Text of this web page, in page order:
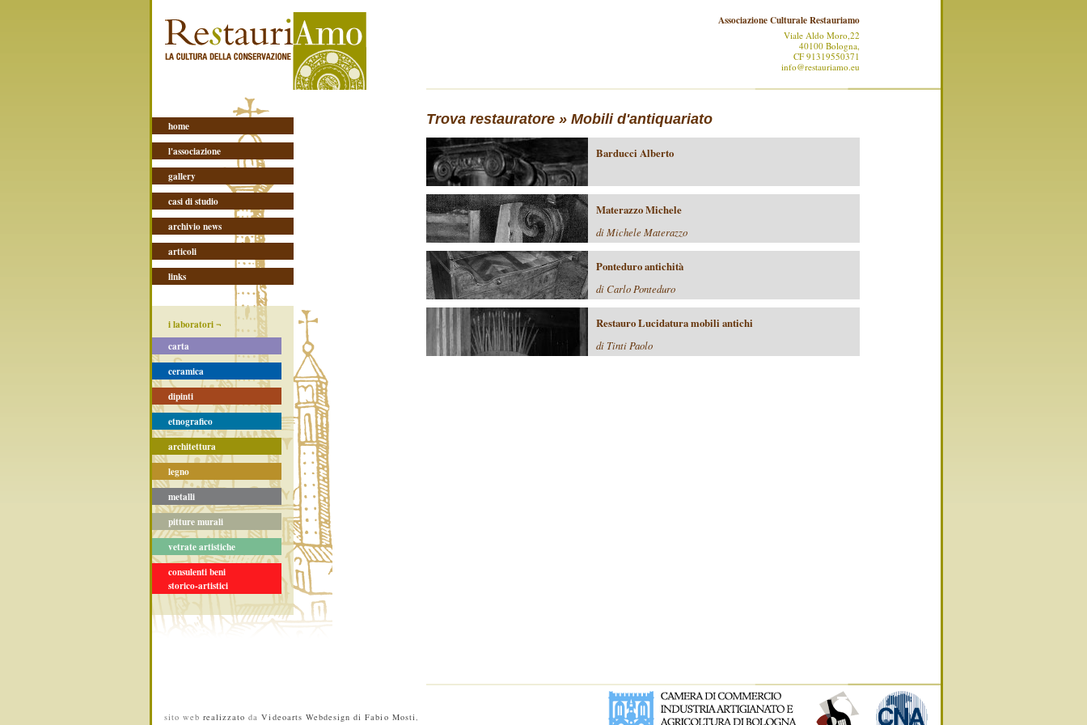
Associazione Culturale Restauriamo
Viale Aldo Moro,22
40100 Bologna,
CF 91319550371
info@restauriamo.eu
home
l'associazione
gallery
casi di studio
archivio news
articoli
links
i laboratori ¬
carta
ceramica
dipinti
etnografico
architettura
legno
metalli
pitture murali
vetrate artistiche
consulenti beni
storico-artistici
Trova restauratore» Mobili d'antiquariato
Barducci Alberto
Materazzo Michele
di Michele Materazzo
Ponteduro antichità
di Carlo Ponteduro
Restauro Lucidatura mobili antichi
di Tinti Paolo
sito web realizzato daVideoarts Webdesign di Fabio Mosti,